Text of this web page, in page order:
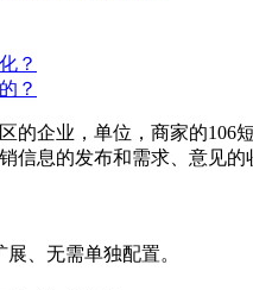
？
？
的企业，单位，商家的
信息的发布和需求、意见
、无需单独配置。